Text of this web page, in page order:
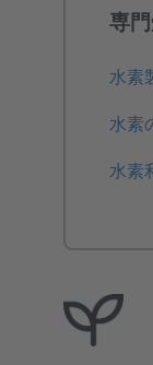
専
水素
水素
水素